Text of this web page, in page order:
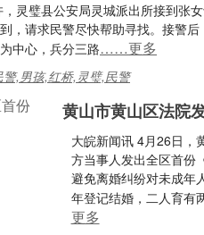
灵璧县公安局灵城派出所接到张
，请求民警尽快帮助寻找。接警
中心，兵分三路……更多
警,男孩,红桥,灵璧,民警
黄山市黄山区法院
大皖新闻讯 4月26日，
方当事人发出全区首份
避免离婚纠纷对未成年
年登记结婚，二人育有
更多